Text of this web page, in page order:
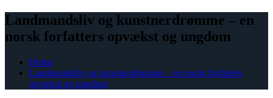
Landmandsliv og kunstnerdrømme – en
norsk forfatters opvækst og ungdom
Home
Landmandsliv og kunstnerdrømme – en norsk forfatters
opvækst og ungdom